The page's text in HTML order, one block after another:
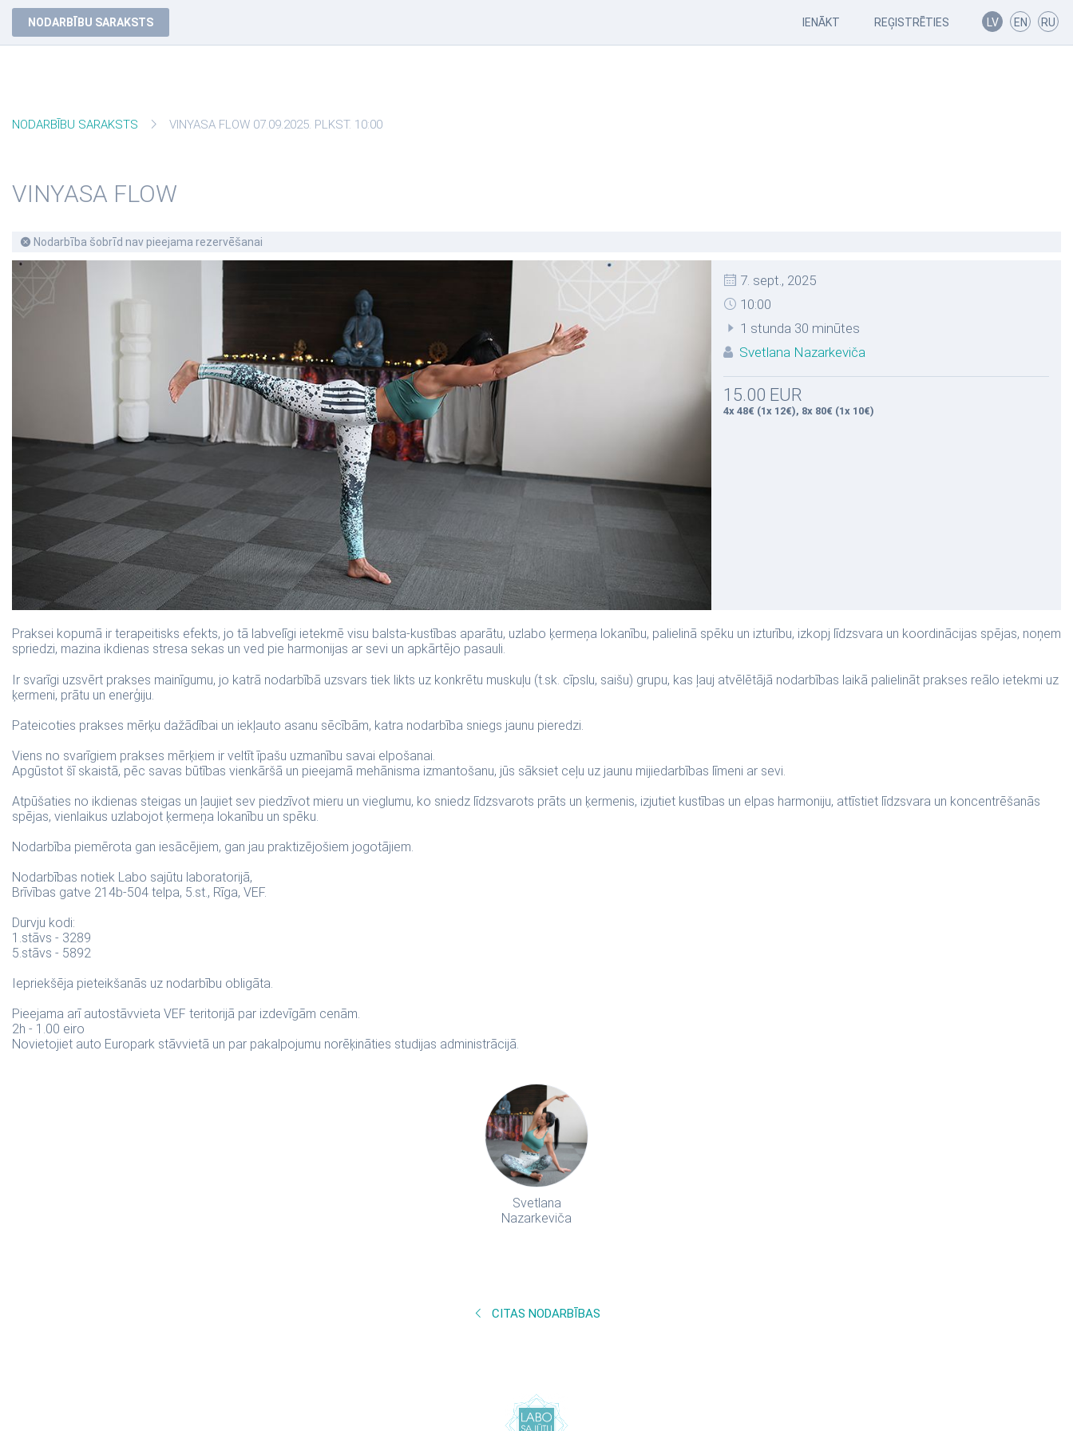
NODARBĪBU SARAKSTS IENĀKT REĢISTRĒTIES LV EN RU
NODARBĪBU SARAKSTS VINYASA FLOW 07.09.2025. PLKST. 10:00
VINYASA FLOW
Nodarbība šobrīd nav pieejama rezervēšanai
7. sept., 2025
10:00
1 stunda 30 minūtes
Svetlana Nazarkeviča
15.00 EUR
4x 48€ (1x 12€), 8x 80€ (1x 10€)
Praksei kopumā ir terapeitisks efekts, jo tā labvelīgi ietekmē visu balsta-kustības aparātu, uzlabo ķermeņa lokanību, palielinā spēku un izturību, izkopj līdzsvara un koordinācijas spējas, noņem
spriedzi, mazina ikdienas stresa sekas un ved pie harmonijas ar sevi un apkārtējo pasauli.
Ir svarīgi uzsvērt prakses mainīgumu, jo katrā nodarbībā uzsvars tiek likts uz konkrētu muskuļu (t.sk. cīpslu, saišu) grupu, kas ļauj atvēlētājā nodarbības laikā palielināt prakses reālo ietekmi uz
ķermeni, prātu un enerģiju.
Pateicoties prakses mērķu dažādībai un iekļauto asanu sēcībām, katra nodarbība sniegs jaunu pieredzi.
Viens no svarīgiem prakses mērķiem ir veltīt īpašu uzmanību savai elpošanai.
Apgūstot šī skaistā, pēc savas būtības vienkāršā un pieejamā mehānisma izmantošanu, jūs sāksiet ceļu uz jaunu mijiedarbības līmeni ar sevi.
Atpūšaties no ikdienas steigas un ļaujiet sev piedzīvot mieru un vieglumu, ko sniedz līdzsvarots prāts un ķermenis, izjutiet kustības un elpas harmoniju, attīstiet līdzsvara un koncentrēšanās
spējas, vienlaikus uzlabojot ķermeņa lokanību un spēku.
Nodarbība piemērota gan iesācējiem, gan jau praktizējošiem jogotājiem.
Nodarbības notiek Labo sajūtu laboratorijā,
Brīvības gatve 214b-504 telpa, 5.st., Rīga, VEF.
Durvju kodi:
1.stāvs - 3289
5.stāvs - 5892
Iepriekšēja pieteikšanās uz nodarbību obligāta.
Pieejama arī autostāvvieta VEF teritorijā par izdevīgām cenām.
2h - 1.00 eiro
Novietojiet auto Europark stāvvietā un par pakalpojumu norēķināties studijas administrācijā.
Svetlana
Nazarkeviča
CITAS NODARBĪBAS